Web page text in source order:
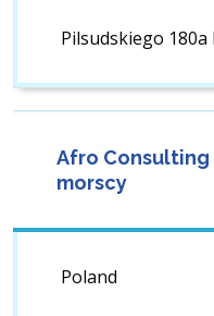
Pilsudskiego 180a
Afro Consulting
morscy
Poland